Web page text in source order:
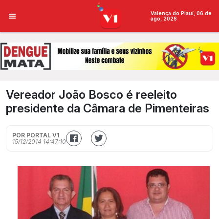
Valença do Piauí, 06 de
ago, 2026
Vereador João Bosco é reeleito
presidente da Câmara de Pimenteiras
POR PORTAL V1
15/12/2014 14:47:10